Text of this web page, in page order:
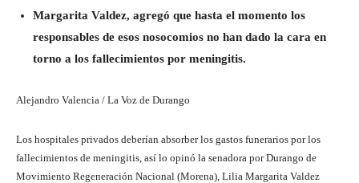
Margarita Valdez, agregó que hasta el momento los
responsables de esos nosocomios no han dado la cara en
torno a los fallecimientos por meningitis.
Alejandro Valencia / La Voz de Durango
Los hospitales privados deberían absorber los gastos funerarios por los
fallecimientos de meningitis, así lo opinó la senadora por Durango de
Movimiento Regeneración Nacional (Morena), Lilia Margarita Valdez